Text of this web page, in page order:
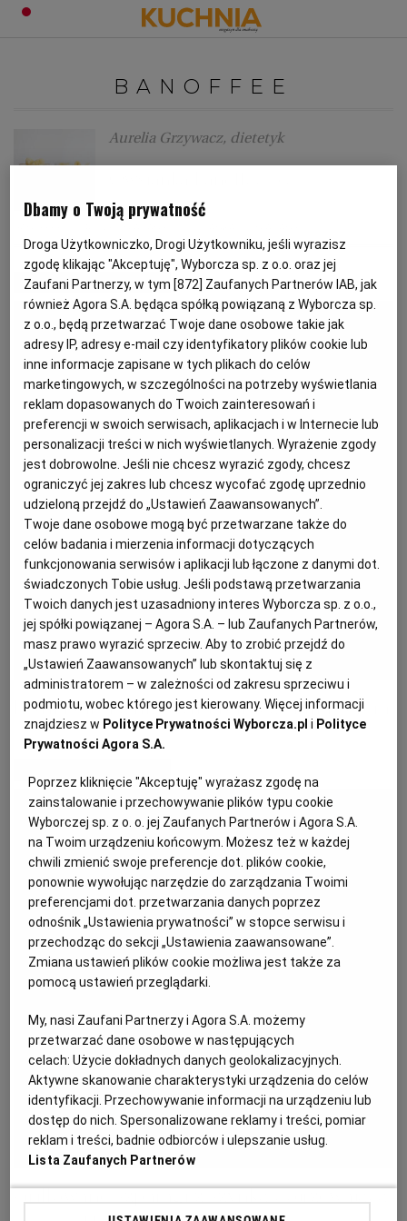
DESERY
ZUPY
CIASTA
NAPOJE
SAŁATKI
MAKARONY
DRÓB
MIĘSA
RYBY
PRZEKĄSKI
DOMOWE PRZETWORY
SOST, DIPY I INNE DODATKI
KARNAWAŁ
WIELKANOC
WALENTYNKI
DOMOWE PRZYJĘCIE
GRILL
KUCHNIA BRYTYJSKA
KUCHNIA AFRYKAŃSKA
KUCHNIA JAPOŃSKA
KUCHNIA CHIŃSKA
KUCHNIA TAJSKA
KUCHNIA GRECKA
KUCHNIA PORTUGALSKA
KUCHNIA FRANCUSKA
KUCHNIA AMERYKAŃSKA
KUCHNIA POLSKA
KUCHNIA MEKSYKAŃSKA
KUCHNIA INDYJSKA
KUCHNIA HISZPAŃSKA
PORADY
SZKOŁA GOTOWANIA
PORADY
ZAKUPY
SPRZĘT KUCHENNY
ZDROWA DIETA
DIETA
FIT PRZEPISY
WEGE
WEGAN
BEZ GLUTENU
DO POCZYTANIA
PODRÓŻE KULINARNE
HISTORIE KULINARNE
FELIETONY KULINARNE
KSIĄŻKI KULINARNE
SZEF KUCHNI
NASZE SERWISY
SERWISY LOKALNE
BIAŁYSTOK
BIELSKO-BIAŁA
BYDGOSZCZ
CZĘSTOCHOWA
ELBLĄG
GLIWICE
GORZÓW WIELKOPOLSKI
KALISZ
KIELCE
KOSZALIN
WYBORCZA.PL
MAGAZYNY
DUŻY FORMAT
WOLNA SOBOTA
ALE HISTORIA
WYBORCZA TV I VOD
TYLKO ZDROWIE
KSIĄŻKI. MAGAZYN DO CZYTANIA
SŁÓWKA. MAGAZYN O JĘZYKU
WYBORCZA CLASSIC
WYBORCZA.BIZ
WYSOKIE OBCASY
BIQDATA
JUTRONAUCI
ARCHIWUM
GAZETA.PL
TOK FM
Zaloguj się
BANOFFEE
Aurelia Grzywacz, dietetyk
MATERIAŁ PROMOCYJNY
Letnia tarta z młodymi buraczkami i serem
Grillowane szparagi z szynką dojrzewającą
Dbamy o Twoją prywatność
Droga Użytkowniczko, Drogi Użytkowniku, jeśli wyrazisz
zgodę klikając "Akceptuję", Wyborcza sp. z o.o. oraz jej
Zaufani Partnerzy, w tym [872] Zaufanych Partnerów IAB, jak
również Agora S.A. będąca spółką powiązaną z Wyborcza sp.
z o.o., będą przetwarzać Twoje dane osobowe takie jak
adresy IP, adresy e-mail czy identyfikatory plików cookie lub
inne informacje zapisane w tych plikach do celów
marketingowych, w szczególności na potrzeby wyświetlania
reklam dopasowanych do Twoich zainteresowań i
preferencji w swoich serwisach, aplikacjach i w Internecie lub
personalizacji treści w nich wyświetlanych. Wyrażenie zgody
jest dobrowolne. Jeśli nie chcesz wyrazić zgody, chcesz
ograniczyć jej zakres lub chcesz wycofać zgodę uprzednio
udzieloną przejdź do „Ustawień Zaawansowanych”.
Twoje dane osobowe mogą być przetwarzane także do
celów badania i mierzenia informacji dotyczących
funkcjonowania serwisów i aplikacji lub łączone z danymi dot.
świadczonych Tobie usług. Jeśli podstawą przetwarzania
Twoich danych jest uzasadniony interes Wyborcza sp. z o.o.,
jej spółki powiązanej – Agora S.A. – lub Zaufanych Partnerów,
masz prawo wyrazić sprzeciw. Aby to zrobić przejdź do
„Ustawień Zaawansowanych” lub skontaktuj się z
administratorem – w zależności od zakresu sprzeciwu i
podmiotu, wobec którego jest kierowany. Więcej informacji
znajdziesz w Polityce Prywatności Wyborcza.pl i Polityce
Prywatności Agora S.A.
Poprzez kliknięcie "Akceptuję" wyrażasz zgodę na
zainstalowanie i przechowywanie plików typu cookie
Wyborczej sp. z o. o. jej Zaufanych Partnerów i Agora S.A.
na Twoim urządzeniu końcowym. Możesz też w każdej
chwili zmienić swoje preferencje dot. plików cookie,
ponownie wywołując narzędzie do zarządzania Twoimi
preferencjami dot. przetwarzania danych poprzez
odnośnik „Ustawienia prywatności” w stopce serwisu i
przechodząc do sekcji „Ustawienia zaawansowane”.
Zmiana ustawień plików cookie możliwa jest także za
pomocą ustawień przeglądarki.
My, nasi Zaufani Partnerzy i Agora S.A. możemy
przetwarzać dane osobowe w następujących
celach:Użycie dokładnych danych geolokalizacyjnych.
Aktywne skanowanie charakterystyki urządzenia do celów
identyfikacji. Przechowywanie informacji na urządzeniu lub
dostęp do nich. Spersonalizowane reklamy i treści, pomiar
reklam i treści, badnie odbiorców i ulepszanie usług.
Lista Zaufanych Partnerów